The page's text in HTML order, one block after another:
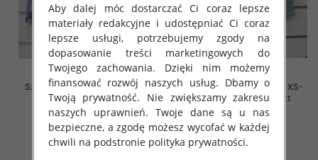
Szorty damskie jeansy Roz XS-
XL, 1 Kolor Paczka 10 szt
46.00 zł
szczegóły
Szorty damskie jeansy Roz XS-
XL, 1 Kolor Paczka 10 szt
44.00 zł
Aby dalej móc dostarczać Ci coraz lepsze
materiały redakcyjne i udostępniać Ci coraz
lepsze usługi, potrzebujemy zgody na
dopasowanie treści marketingowych do
Twojego zachowania. Dzięki nim możemy
finansować rozwój naszych usług. Dbamy o
Twoją prywatność. Nie zwiększamy zakresu
naszych uprawnień. Twoje dane są u nas
bezpieczne, a zgodę możesz wycofać w każdej
chwili na podstronie polityka prywatności.